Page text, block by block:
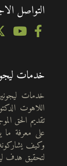
التواصل
خدمات
خدمات
تقديم الحق
على معرفة ما
وكيف
لتحقيق هدف